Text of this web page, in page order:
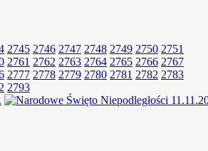
2745 2746 2747 2748 2749 2750 2751
2761 2762 2763 2764 2765 2766 2767
2777 2778 2779 2780 2781 2782 2783
2793